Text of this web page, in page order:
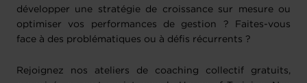
développer une stratégie de croissance sur mesure ou
optimiser vos performances de gestion ? Faites-vous
face à des problématiques ou à défis récurrents ?
Rejoignez nos ateliers de coaching collectif gratuits,